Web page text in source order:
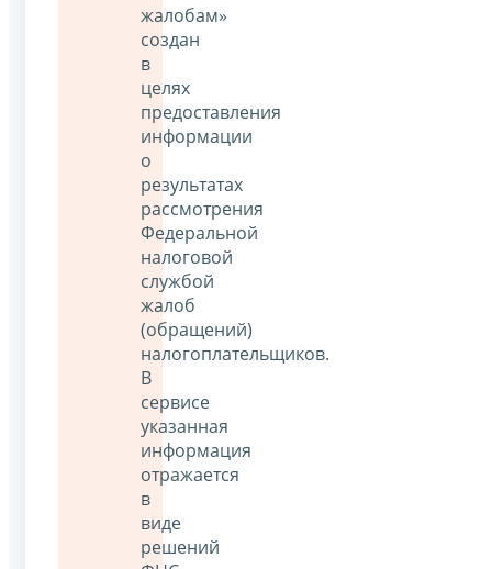
жалобам»
создан
в
целях
предоставления
информации
о
результатах
рассмотрения
Федеральной
налоговой
службой
жалоб
(обращений)
налогоплательщиков.
В
сервисе
указанная
информация
отражается
в
виде
решений